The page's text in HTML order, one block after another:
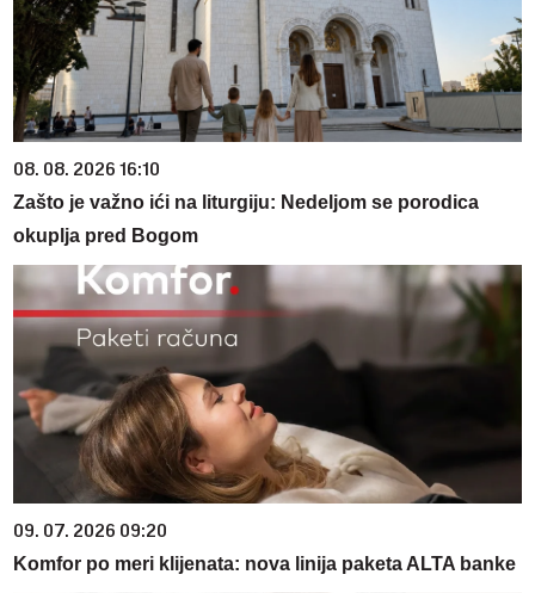
08. 08. 2026 16:10
Zašto je važno ići na liturgiju: Nedeljom se porodica
okuplja pred Bogom
09. 07. 2026 09:20
Komfor po meri klijenata: nova linija paketa ALTA banke